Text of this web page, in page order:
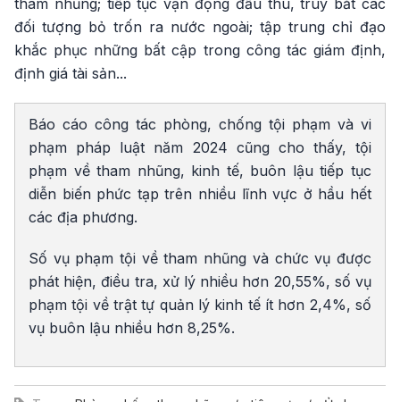
đối tượng bỏ trốn ra nước ngoài; tập trung chỉ đạo
khắc phục những bất cập trong công tác giám định,
định giá tài sản...
Báo cáo công tác phòng, chống tội phạm và vi
phạm pháp luật năm 2024 cũng cho thấy, tội
phạm về tham nhũng, kinh tế, buôn lậu tiếp tục
diễn biến phức tạp trên nhiều lĩnh vực ở hầu hết
các địa phương.
Số vụ phạm tội về tham nhũng và chức vụ được
phát hiện, điều tra, xử lý nhiều hơn 20,55%, số vụ
phạm tội về trật tự quản lý kinh tế ít hơn 2,4%, số
vụ buôn lậu nhiều hơn 8,25%.